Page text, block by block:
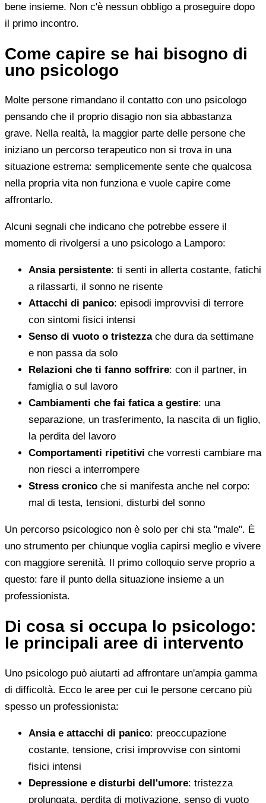
bene insieme. Non c'è nessun obbligo a proseguire dopo
il primo incontro.
Come capire se hai bisogno di
uno psicologo
Molte persone rimandano il contatto con uno psicologo
pensando che il proprio disagio non sia abbastanza
grave. Nella realtà, la maggior parte delle persone che
iniziano un percorso terapeutico non si trova in una
situazione estrema: semplicemente sente che qualcosa
nella propria vita non funziona e vuole capire come
affrontarlo.
Alcuni segnali che indicano che potrebbe essere il
momento di rivolgersi a uno psicologo a Lamporo:
Ansia persistente: ti senti in allerta costante, fatichi
a rilassarti, il sonno ne risente
Attacchi di panico: episodi improvvisi di terrore
con sintomi fisici intensi
Senso di vuoto o tristezzache dura da settimane
e non passa da solo
Relazioni che ti fanno soffrire: con il partner, in
famiglia o sul lavoro
Cambiamenti che fai fatica a gestire: una
separazione, un trasferimento, la nascita di un figlio,
la perdita del lavoro
Comportamenti ripetitivi che vorresti cambiare ma
non riesci a interrompere
Stress cronico che si manifesta anche nel corpo:
mal di testa, tensioni, disturbi del sonno
Un percorso psicologico non è solo per chi sta "male". È
uno strumento per chiunque voglia capirsi meglio e vivere
con maggiore serenità. Il primo colloquio serve proprio a
questo: fare il punto della situazione insieme a un
professionista.
Di cosa si occupa lo psicologo:
le principali aree di intervento
Uno psicologo può aiutarti ad affrontare un'ampia gamma
di difficoltà. Ecco le aree per cui le persone cercano più
spesso un professionista:
Ansia e attacchi di panico: preoccupazione
costante, tensione, crisi improvvise con sintomi
fisici intensi
Depressione e disturbi dell'umore: tristezza
prolungata, perdita di motivazione, senso di vuoto